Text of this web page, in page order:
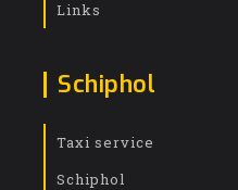
Links
Schiphol
Taxi service
Schiphol